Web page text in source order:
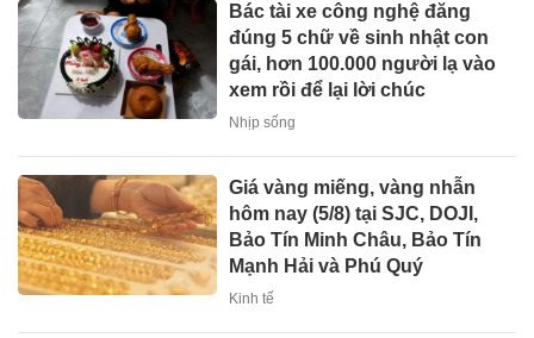
Bác tài xe công nghệ đăng
đúng 5 chữ về sinh nhật con
gái, hơn 100.000 người lạ vào
xem rồi để lại lời chúc
Nhịp sống
Giá vàng miếng, vàng nhẫn
hôm nay (5/8) tại SJC, DOJI,
Bảo Tín Minh Châu, Bảo Tín
Mạnh Hải và Phú Quý
Kinh tế